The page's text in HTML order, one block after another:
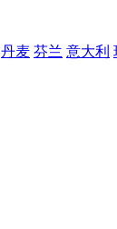
丹麦 芬兰 意大利